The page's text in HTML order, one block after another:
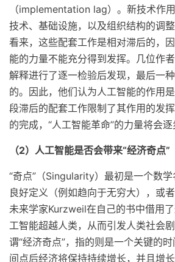
（implementation lag）。新技术作
技术、基础设施，以及组织结构的调
看来，这些配套工作是相对滞后的，
能的力量不能充分得到发挥。几位作
解释进行了逐一检验后发现，最后一
的。因此，他们认为人工智能的作用
段滞后的配套工作限制了其作用的发
的完成，“人工智能革命”的力量将会逐
（2）人工智能是否会带来“经济奇点”
“奇点”（Singularity）最初是一个数
良好定义（例如趋向于无穷大），或
未来学家Kurzweil在自己的书中借用
工智能超越人类，从而引发人类社会
谓“经济奇点”，指的则是一个关键的
间点后经济将保持持续增长，并且增长